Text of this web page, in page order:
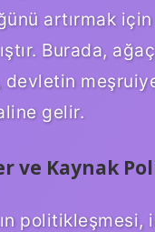
artırmak için
Burada,
devletin
gelir.
ve Kaynak
politikleşmesi,